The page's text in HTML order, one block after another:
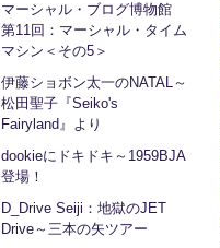
マーシャル・ブログ博物館
第11回：マーシャル・タイム
マシン＜その5＞
伊藤ショボン太一のNATAL～
松田聖子『Seiko's
Fairyland』より
dookieにドキドキ～1959BJA
登場！
D_Drive Seiji：地獄のJET
Drive～三本の矢ツアー